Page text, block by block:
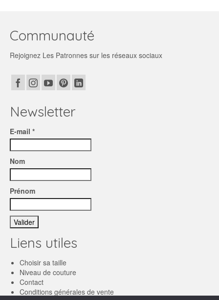
Communauté
Rejoignez Les Patronnes sur les réseaux sociaux
Newsletter
E-mail *
Nom
Prénom
Liens utiles
Choisir sa taille
Niveau de couture
Contact
Conditions générales de vente